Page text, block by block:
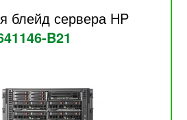
блейд сервера HP
B21